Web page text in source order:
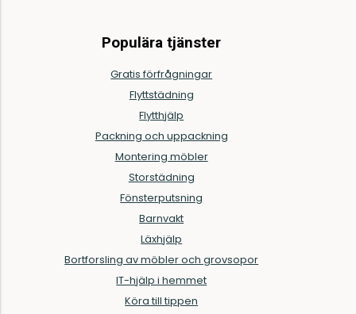
Populära tjänster
Gratis förfrågningar
Flyttstädning
Flytthjälp
Packning och uppackning
Montering möbler
Storstädning
Fönsterputsning
Barnvakt
Läxhjälp
Bortforsling av möbler och grovsopor
IT-hjälp i hemmet
Köra till tippen